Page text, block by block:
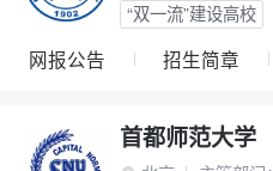
“双一流”建设高校
网报公告 招生简章
首都师范大学